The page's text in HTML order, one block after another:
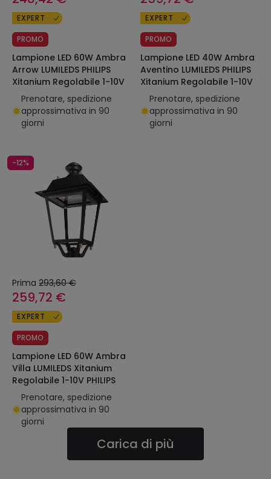
EXPERT
PROMO
Lampione LED 60W Ambra
Arrow LUMILEDS PHILIPS
Xitanium Regolabile 1-10V
Prenotare, spedizione
approssimativa in 90
giorni
EXPERT
PROMO
Lampione LED 40W Ambra
Aventino LUMILEDS PHILIPS
Xitanium Regolabile 1-10V
Prenotare, spedizione
approssimativa in 90
giorni
-12%
Prima 293,60 €
259,72 €
EXPERT
PROMO
Lampione LED 60W Ambra
Villa LUMILEDS Xitanium
Regolabile 1-10V PHILIPS
Prenotare, spedizione
approssimativa in 90
giorni
Carica di più